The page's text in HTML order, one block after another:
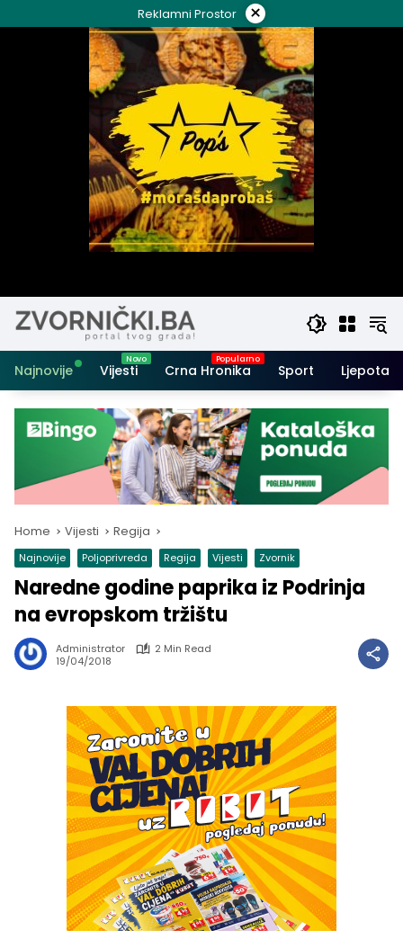
to
Reklamni Prostor ×
Najnovije Vijesti Crna Hronika Sport Ljepota i
Home Vijesti Regija
Najnovije Poljoprivreda Regija Vijesti Zvornik
Naredne godine paprika iz Podrinja
na evropskom tržištu
Administrator
2 Min Read
19/04/2018